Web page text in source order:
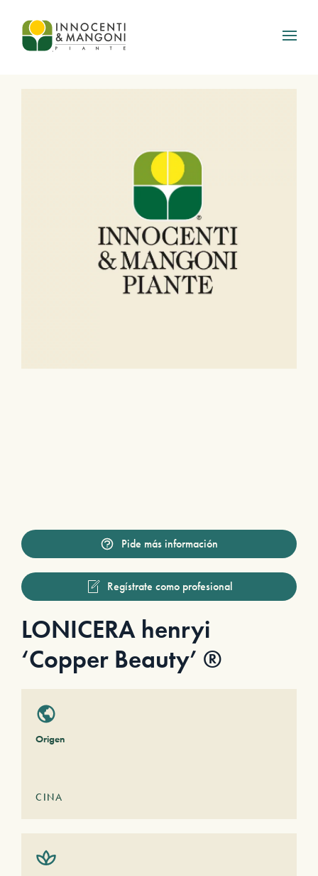
Skip to main content
Pide más información
Regístrate como profesional
LONICERA henryi
‘Copper Beauty’ ®
Origen
CINA